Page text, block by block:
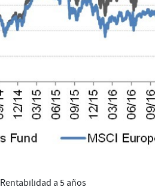
Rentabilidad a 5 años